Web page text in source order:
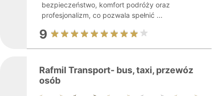
bezpieczeństwo, komfort podróży oraz
profesjonalizm, co pozwala spełnić ...
9
Rafmil Transport- bus, taxi, przewóz
osób